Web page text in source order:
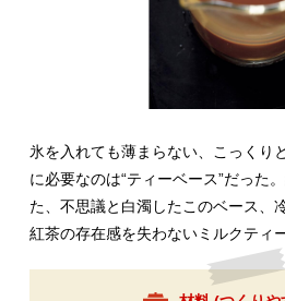
氷を入れても薄まらない、こっくり
に必要なのは“ティーベース”だった
た、不思議と白濁したこのベース、
紅茶の存在感を失わないミルクティ